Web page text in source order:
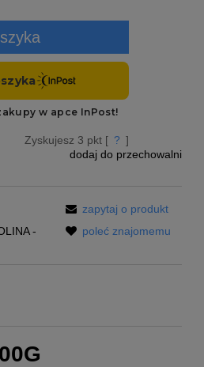
Zyskujesz 3 pkt [ ? ]
dodaj do przechowalni
-
zapytaj o produkt
poleć znajomemu